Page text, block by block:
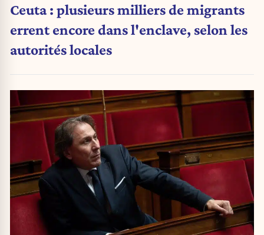
Ceuta : plusieurs milliers de migrants
errent encore dans l'enclave, selon les
autorités locales